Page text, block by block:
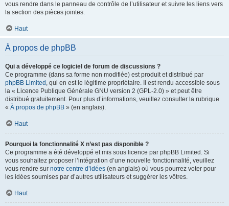
vous rendre dans le panneau de contrôle de l’utilisateur et suivre les liens vers
la section des pièces jointes.
Haut
À propos de phpBB
Qui a développé ce logiciel de forum de discussions ?
Ce programme (dans sa forme non modifiée) est produit et distribué par
phpBB Limited , qui en est le légitime propriétaire. Il est rendu accessible sous
la « Licence Publique Générale GNU version 2 (GPL-2.0) » et peut être
distribué gratuitement. Pour plus d’informations, veuillez consulter la rubrique
« À propos de phpBB » (en anglais).
Haut
Pourquoi la fonctionnalité X n’est pas disponible ?
Ce programme a été développé et mis sous licence par phpBB Limited. Si
vous souhaitez proposer l’intégration d’une nouvelle fonctionnalité, veuillez
vous rendre sur notre centre d’idées (en anglais) où vous pourrez voter pour
les idées soumises par d’autres utilisateurs et suggérer les vôtres.
Haut